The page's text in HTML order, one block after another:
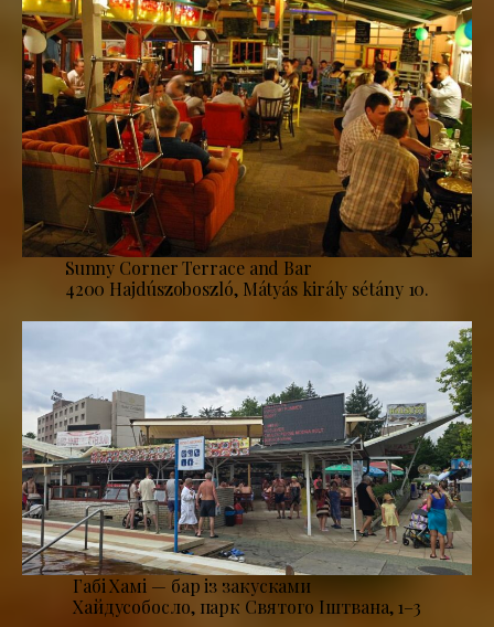
Sunny Corner Terrace and Bar
4200 Hajdúszoboszló, Mátyás király sétány 10.
Габі Хамі — бар із закусками
Хайдусобосло, парк Святого Іштвана, 1–3